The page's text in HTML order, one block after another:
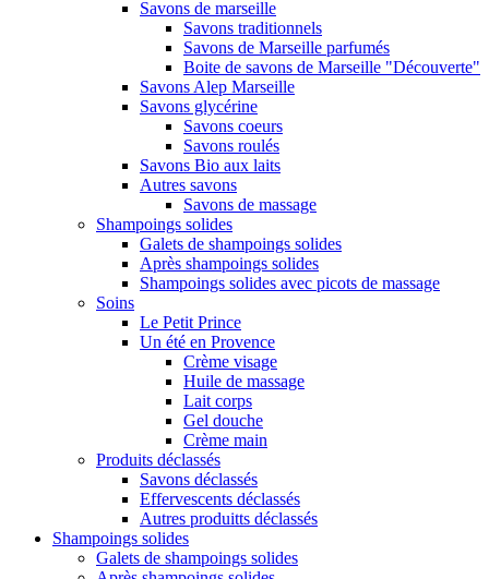
Savons de marseille
Savons traditionnels
Savons de Marseille parfumés
Boite de savons de Marseille "Découverte"
Savons Alep Marseille
Savons glycérine
Savons coeurs
Savons roulés
Savons Bio aux laits
Autres savons
Savons de massage
Shampoings solides
Galets de shampoings solides
Après shampoings solides
Shampoings solides avec picots de massage
Soins
Le Petit Prince
Un été en Provence
Crème visage
Huile de massage
Lait corps
Gel douche
Crème main
Produits déclassés
Savons déclassés
Effervescents déclassés
Autres produitts déclassés
Shampoings solides
Galets de shampoings solides